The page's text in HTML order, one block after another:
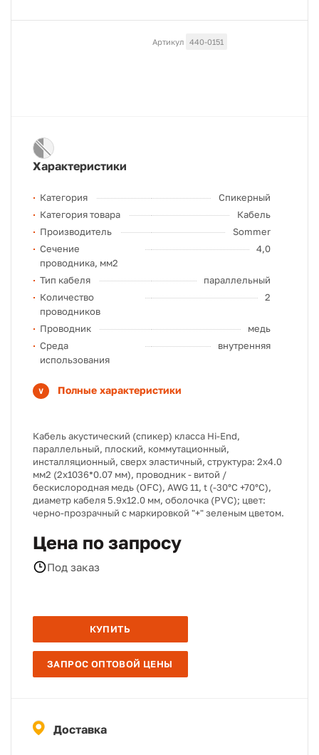
Артикул 440-0151
Характеристики
Категория
Спикерный
Категория товара
Кабель
Производитель
Sommer
Сечение
проводника, мм2
4,0
Тип кабеля
параллельный
Количество
проводников
2
Проводник
медь
Среда
использования
внутренняя
Полные характеристики
Кабель акустический (спикер) класса Hi-End,
параллельный, плоский, коммутационный,
инсталляционный, сверх эластичный, структура: 2х4.0
мм2 (2х1036*0.07 мм), проводник - витой /
бескислородная медь (OFC), AWG 11, t (-30°C +70°C),
диаметр кабеля 5.9х12.0 мм, оболочка (PVC); цвет:
черно-прозрачный с маркировкой "+" зеленым цветом.
Цена по запросу
Под заказ
КУПИТЬ
ЗАПРОС ОПТОВОЙ ЦЕНЫ
Доставка